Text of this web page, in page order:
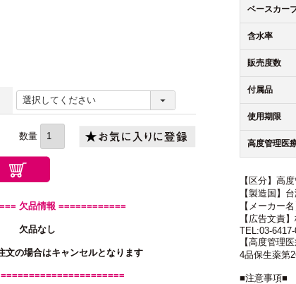
欠品情報 ============
欠品なし
文の場合はキャンセルとなります
ベースカー
含水率
販売度数
付属品
使用期限
高度管理医
【区分】高
【製造国】
【メーカー
【広告文責
TEL:03-
【高度管理
4品保生薬第
■注意事項■